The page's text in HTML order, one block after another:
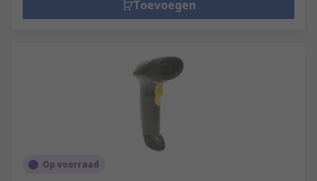
Toevoegen
Op voorraad